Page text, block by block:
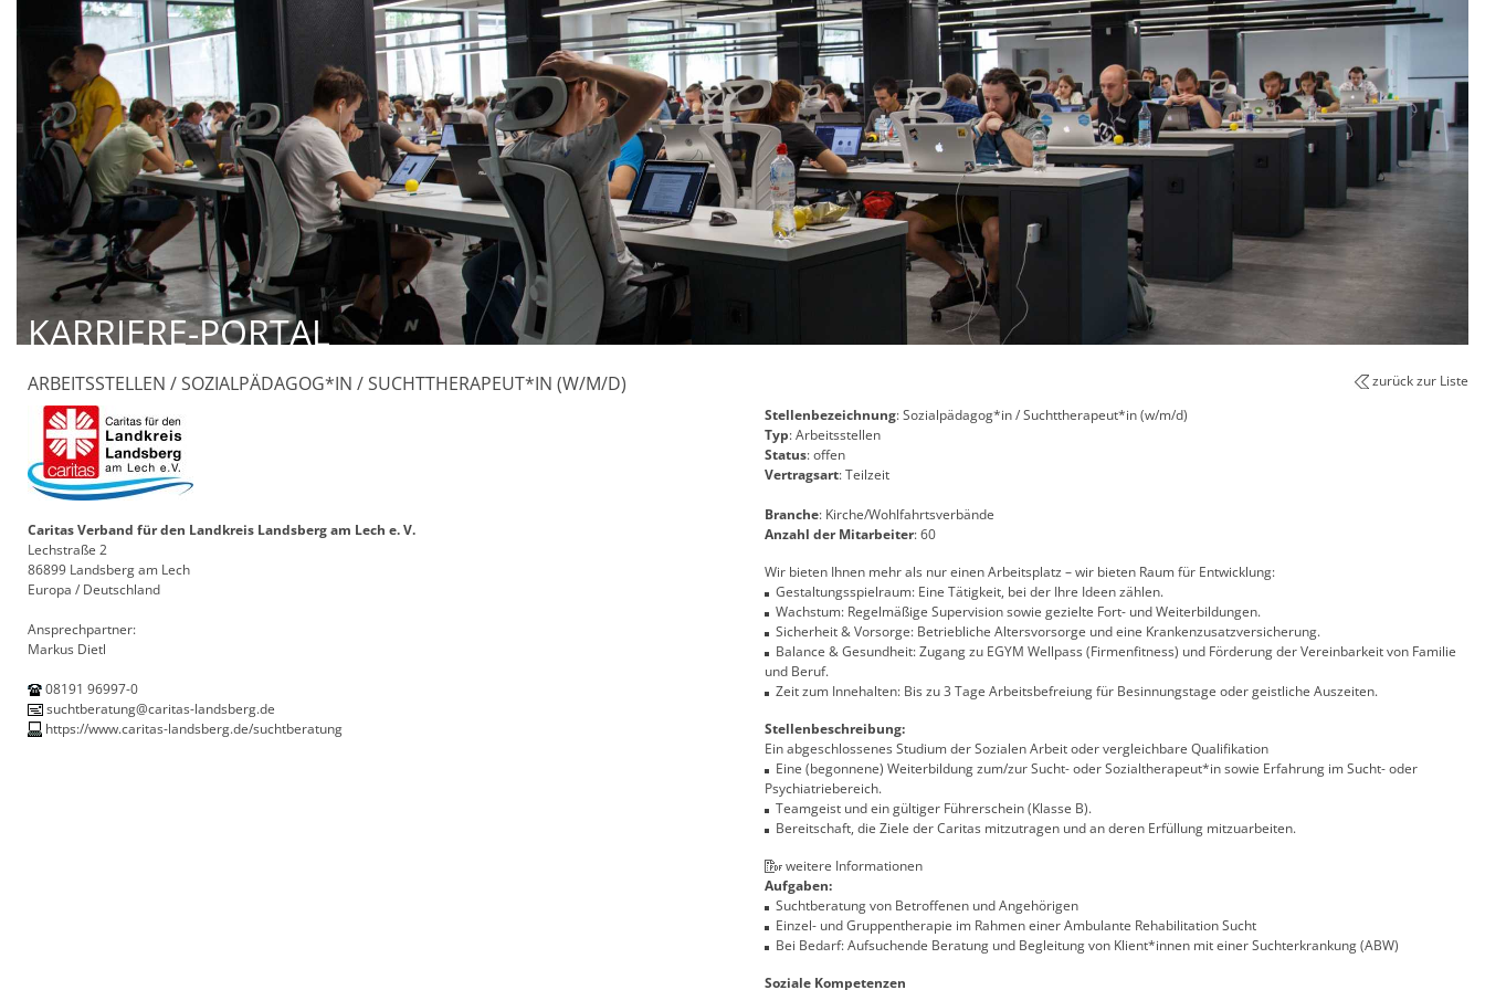
KARRIERE-PORTAL
zurück zur Liste
ARBEITSSTELLEN / SOZIALPÄDAGOG*IN / SUCHTTHERAPEUT*IN (W/M/D)
Caritas Verband für den Landkreis Landsberg am Lech e. V.
Lechstraße 2
86899 Landsberg am Lech
Europa / Deutschland
Ansprechpartner:
Markus Dietl
08191 96997-0
suchtberatung@caritas-landsberg.de
https://www.caritas-landsberg.de/suchtberatung
Stellenbezeichnung: Sozialpädagog*in / Suchttherapeut*in (w/m/d)
Typ: Arbeitsstellen
Status: offen
Vertragsart: Teilzeit
Branche: Kirche/Wohlfahrtsverbände
Anzahl der Mitarbeiter: 60
Wir bieten Ihnen mehr als nur einen Arbeitsplatz – wir bieten Raum für Entwicklung:
Gestaltungsspielraum: Eine Tätigkeit, bei der Ihre Ideen zählen.
Wachstum: Regelmäßige Supervision sowie gezielte Fort- und Weiterbildungen.
Sicherheit & Vorsorge: Betriebliche Altersvorsorge und eine Krankenzusatzversicherung.
Balance & Gesundheit: Zugang zu EGYM Wellpass (Firmenfitness) und Förderung der Vereinbarkeit von Familie
und Beruf.
Zeit zum Innehalten: Bis zu 3 Tage Arbeitsbefreiung für Besinnungstage oder geistliche Auszeiten.
Stellenbeschreibung:
Ein abgeschlossenes Studium der Sozialen Arbeit oder vergleichbare Qualifikation
Eine (begonnene) Weiterbildung zum/zur Sucht- oder Sozialtherapeut*in sowie Erfahrung im Sucht- oder
Psychiatriebereich.
Teamgeist und ein gültiger Führerschein (Klasse B).
Bereitschaft, die Ziele der Caritas mitzutragen und an deren Erfüllung mitzuarbeiten.
weitere Informationen
Aufgaben:
Suchtberatung von Betroffenen und Angehörigen
Einzel- und Gruppentherapie im Rahmen einer Ambulante Rehabilitation Sucht
Bei Bedarf: Aufsuchende Beratung und Begleitung von Klient*innen mit einer Suchterkrankung (ABW)
Soziale Kompetenzen